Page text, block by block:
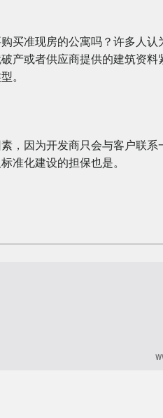
买准现房的公寓吗？许多人
产或者供应商提供的建筑资
。
，因为开发商只会与客户联
准化建设的担保也是。